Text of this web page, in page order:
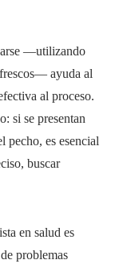
—utilizando
ayuda al
al proceso.
si se presentan
pecho, es esencial
buscar
en salud es
problemas